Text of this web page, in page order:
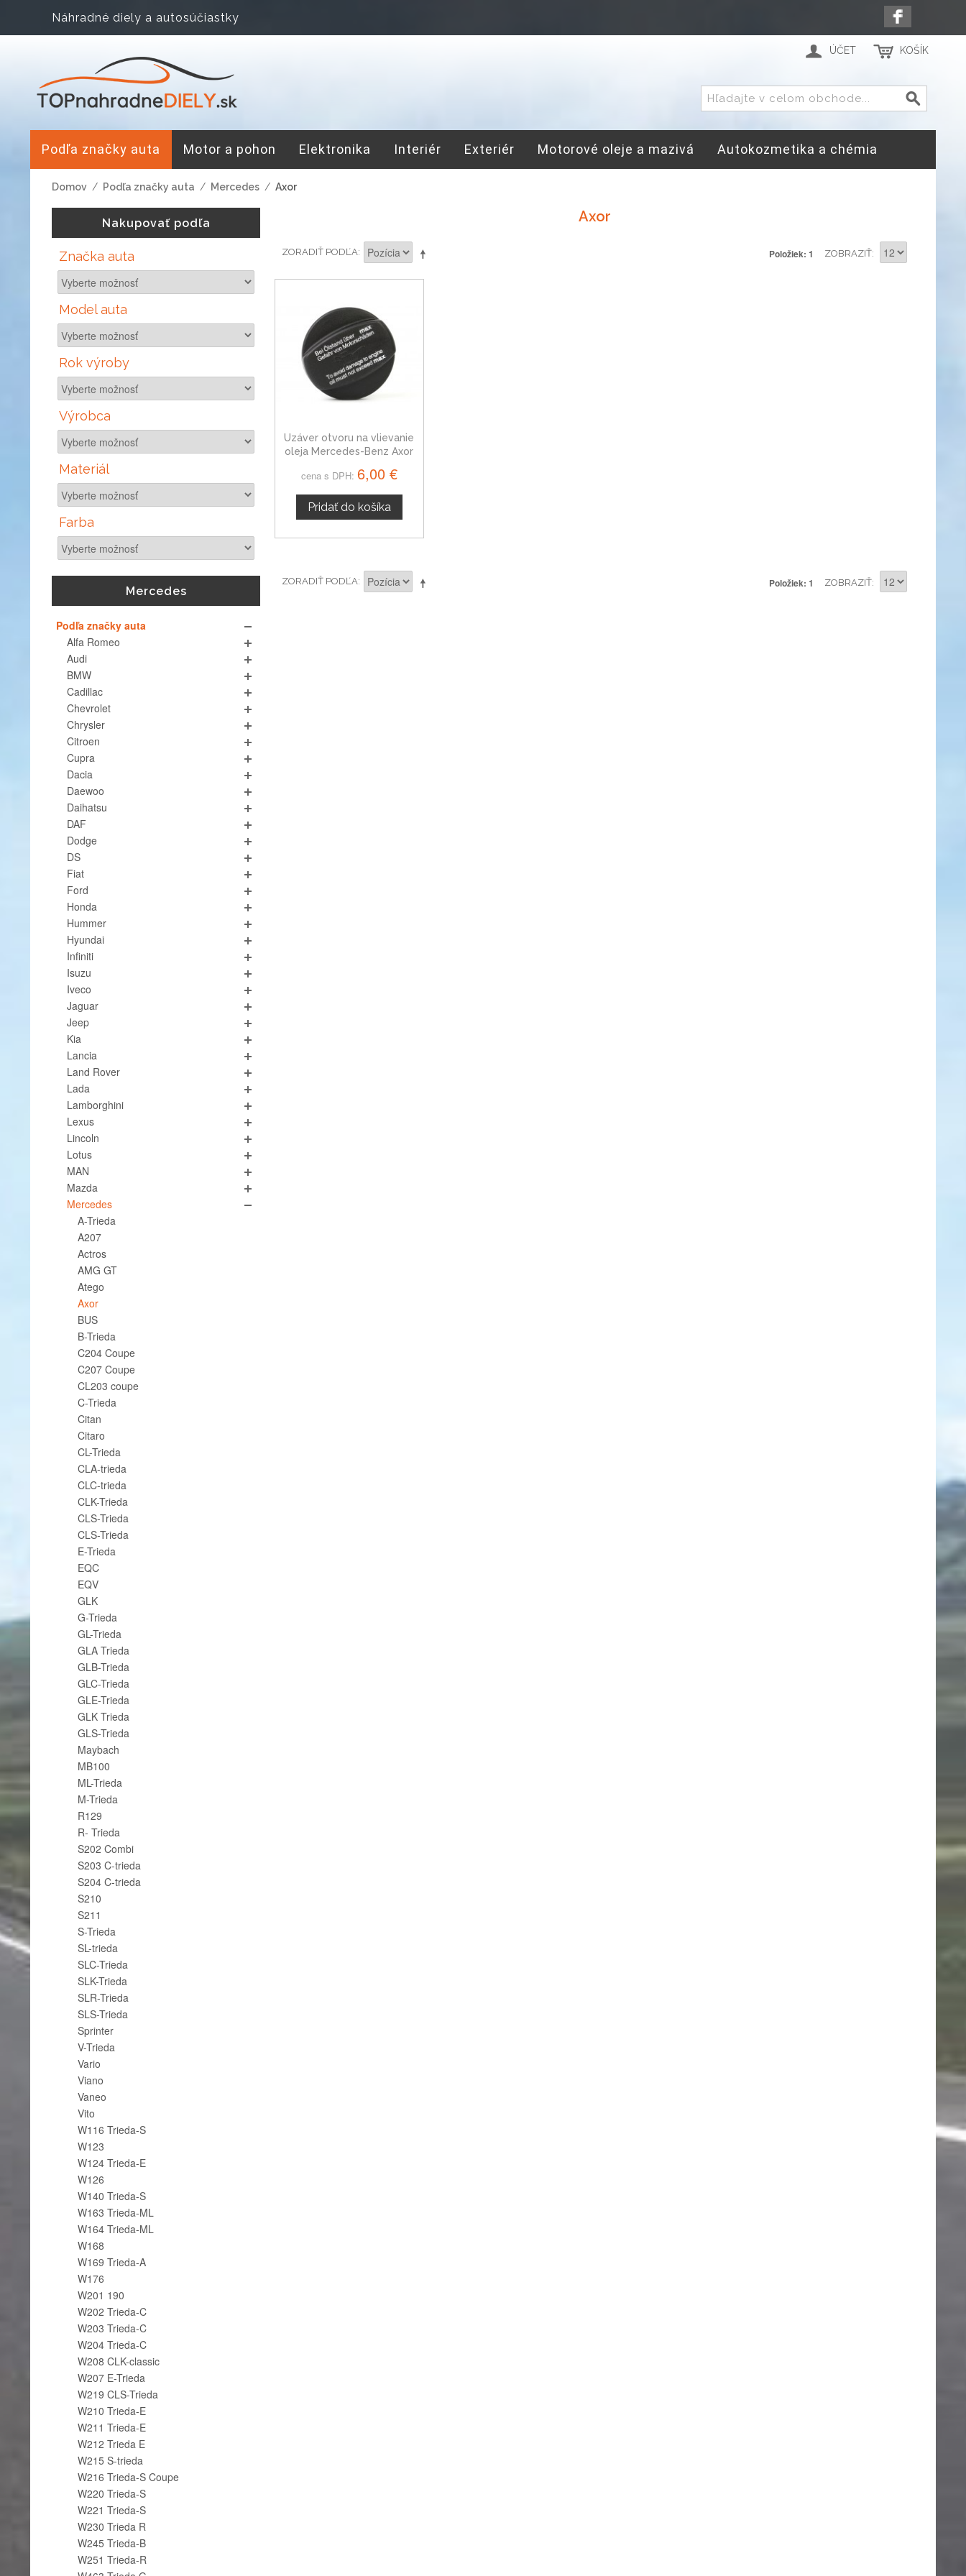
Náhradné diely a autosúčiastky
ÚČET KOŠÍK
Podľa značky auta Motor a pohon Elektronika Interiér Exteriér Motorové oleje a mazivá Autokozmetika a chémia
Domov / Podľa značky auta / Mercedes / Axor
Nakupovať podľa
Značka auta
Model auta
Rok výroby
Výrobca
Materiál
Farba
Axor
ZORADIŤ PODĽA Položiek: 1 ZOBRAZIŤ
Uzáver otvoru na vlievanie
oleja Mercedes-Benz Axor
cena s DPH: 6,00 €
Pridať do košíka
ZORADIŤ PODĽA Položiek: 1 ZOBRAZIŤ
Mercedes
Podľa značky auta
Alfa Romeo
Audi
BMW
Cadillac
Chevrolet
Chrysler
Citroen
Cupra
Dacia
Daewoo
Daihatsu
DAF
Dodge
DS
Fiat
Ford
Honda
Hummer
Hyundai
Infiniti
Isuzu
Iveco
Jaguar
Jeep
Kia
Lancia
Land Rover
Lada
Lamborghini
Lexus
Lincoln
Lotus
MAN
Mazda
Mercedes
A-Trieda
A207
Actros
AMG GT
Atego
Axor
BUS
B-Trieda
C204 Coupe
C207 Coupe
CL203 coupe
C-Trieda
Citan
Citaro
CL-Trieda
CLA-trieda
CLC-trieda
CLK-Trieda
CLS-Trieda
CLS-Trieda
E-Trieda
EQC
EQV
GLK
G-Trieda
GL-Trieda
GLA Trieda
GLB-Trieda
GLC-Trieda
GLE-Trieda
GLK Trieda
GLS-Trieda
Maybach
MB100
ML-Trieda
M-Trieda
R129
R- Trieda
S202 Combi
S203 C-trieda
S204 C-trieda
S210
S211
S-Trieda
SL-trieda
SLC-Trieda
SLK-Trieda
SLR-Trieda
SLS-Trieda
Sprinter
V-Trieda
Vario
Viano
Vaneo
Vito
W116 Trieda-S
W123
W124 Trieda-E
W126
W140 Trieda-S
W163 Trieda-ML
W164 Trieda-ML
W168
W169 Trieda-A
W176
W201 190
W202 Trieda-C
W203 Trieda-C
W204 Trieda-C
W208 CLK-classic
W207 E-Trieda
W219 CLS-Trieda
W210 Trieda-E
W211 Trieda-E
W212 Trieda E
W215 S-trieda
W216 Trieda-S Coupe
W220 Trieda-S
W221 Trieda-S
W230 Trieda R
W245 Trieda-B
W251 Trieda-R